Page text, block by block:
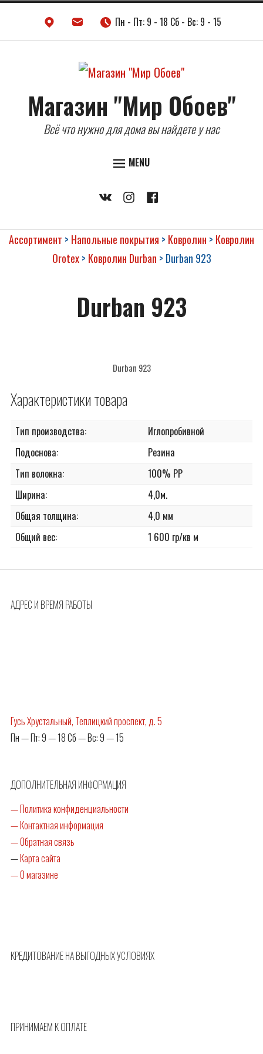
Пн - Пт: 9 - 18 Сб - Вс: 9 - 15
Магазин "Мир Обоев"
Всё что нужно для дома вы найдете у нас
MENU
ОБОИ
КЕРАМИЧЕСКАЯ ПЛИТКА
СОПУТСТВУЮЩИЕ
ПОТОЛОЧНЫЙ ДЕКОР
VkontakteInstagramFacebook
Ассортимент > Напольные покрытия > Ковролин > Ковролин
Orotex> Ковролин Durban > Durban 923
Durban 923
Durban 923
Характеристики товара
Тип производства:
Иглопробивной
Подоснова:
Резина
Тип волокна:
100% РР
Ширина:
4,0м.
Общая толщина:
4,0 мм
Общий вес:
1 600 гр/кв м
АДРЕС И ВРЕМЯ РАБОТЫ
Гусь Хрустальный, Теплицкий проспект, д. 5
Пн — Пт: 9 — 18 Сб — Вс: 9 — 15
ДОПОЛНИТЕЛЬНАЯ ИНФОРМАЦИЯ
— Политика конфиденциальности
— Контактная информация
— Обратная связь
—Карта сайта
— О магазине
КРЕДИТОВАНИЕ НА ВЫГОДНЫХ УСЛОВИЯХ
ПРИНИМАЕМ К ОПЛАТЕ